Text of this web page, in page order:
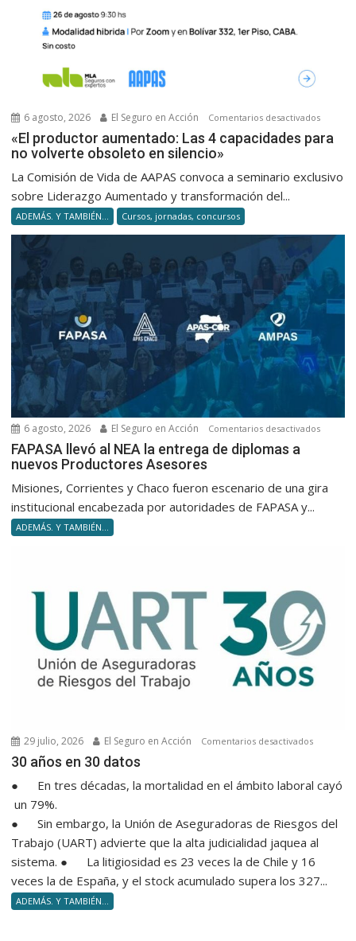
6 agosto, 2026 El Seguro en Acción Comentarios desactivadosen
«El
para
no
volverte
en
«El productor aumentado: Las 4 capacidades para
no volverte obsoleto en silencio»
La Comisión de Vida de AAPAS convoca a seminario exclusivo
sobre Liderazgo Aumentado y transformación del...
ADEMÁS. Y TAMBIÉN... Cursos, jornadas, concursos
6 agosto, 2026 El Seguro en Acción Comentarios desactivadosen
nuevos
FAPASA llevó al NEA la entrega de diplomas a
nuevos Productores Asesores
Misiones, Corrientes y Chaco fueron escenario de una gira
institucional encabezada por autoridades de FAPASA y...
ADEMÁS. Y TAMBIÉN...
29 julio, 2026 El Seguro en Acción Comentarios desactivadosen
30 años en 30 datos
● En tres décadas, la mortalidad en el ámbito laboral cayó
un 79%.
● Sin embargo, la Unión de Aseguradoras de Riesgos del
Trabajo (UART) advierte que la alta judicialidad jaquea al
sistema. ● La litigiosidad es 23 veces la de Chile y 16
veces la de España, y el stock acumulado supera los 327...
ADEMÁS. Y TAMBIÉN...